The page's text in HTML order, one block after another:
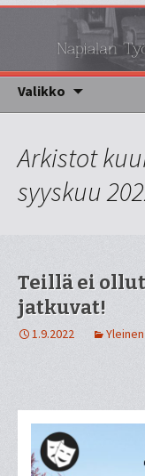
Napsa
Napialan
Valikko
Siirry
Arkistot
syyskuu
Teillä ei
jatkuvat!
1.9.2022 Yleinen